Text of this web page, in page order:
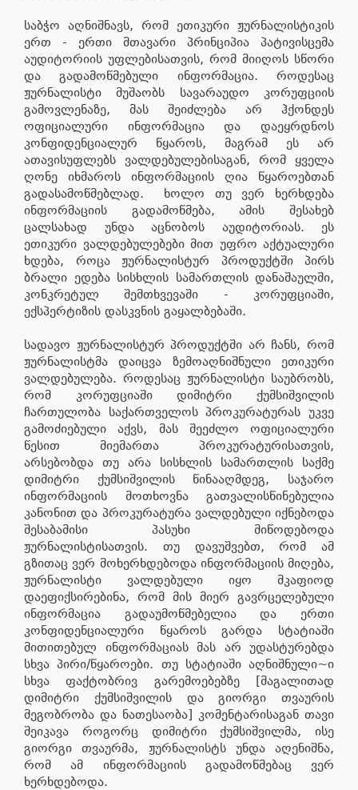
საბჭო აღნიშნავს, რომ ეთიკური ჟურნალისტიკის
ერთ - ერთი მთავარი პრინციპია პატივისცემა
აუდიტორიის უფლებისათვის, რომ მიიღოს სწორი
და გადამოწმებული ინფორმაცია. როდესაც
ჟურნალისტი მუშაობს სავარაუდო კორუფციის
გამოვლენაზე, მას შეიძლება არ ჰქონდეს
ოფიციალური ინფორმაცია და დაეყრდნოს
კონფიდენციალურ წყაროს, მაგრამ ეს არ
ათავისუფლებს ვალდებულებისაგან, რომ ყველა
ღონე იხმაროს ინფორმაციის ღია წყაროებთან
გადასამოწმებლად. ხოლო თუ ვერ ხერხდება
ინფორმაციის გადამოწმება, ამის შესახებ
ცალსახად უნდა აცნობოს აუდიტორიას. ეს
ეთიკური ვალდებულებები მით უფრო აქტუალური
ხდება, როცა ჟურნალისტურ პროდუქტში პირს
ბრალი ედება სისხლის სამართლის დანაშაულში,
კონკრეტულ შემთხვევაში - კორუფციაში,
ექსპერტიზის დასკვნის გაყალბებაში.
სადავო ჟურნალისტურ პროდუქტში არ ჩანს, რომ
ჟურნალისტმა დაიცვა ზემოაღნიშნული ეთიკური
ვალდებულება. როდესაც ჟურნალისტი საუბრობს,
რომ კორუფციაში დიმიტრი ქუმსიშვილის
ჩართულობა საქართველოს პროკურატურას უკვე
გამოძიებული აქვს, მას შეეძლო ოფიციალური
წესით მიემართა პროკურატურისათვის,
არსებობდა თუ არა სისხლის სამართლის საქმე
დიმიტრი ქუმსიშვილის წინააღმდეგ, საჯარო
ინფორმაციის მოთხოვნა გათვალისწინებულია
კანონით და პროკურატურა ვალდებული იქნებოდა
შესაბამისი პასუხი მიწოდებოდა
ჟურნალისტისათვის. თუ დავუშვებთ, რომ ამ
გზითაც ვერ მოხერხდებოდა ინფორმაციის მიღება,
ჟურნალისტი ვალდებული იყო მკაფიოდ
დაეფიქსირებინა, რომ მის მიერ გავრცელებული
ინფორმაცია გადაუმოწმებელია და ერთი
კონფიდენციალური წყაროს გარდა სტატიაში
მითითებულ ინფორმაციას მას არ უდასტურებდა
სხვა პირი/წყაროები. თუ სტატიაში აღნიშნული~ი
სხვა ფაქტობრივ გარემოებებზე [მაგალითად
დიმიტრი ქუმსიშვილის და გიორგი თვაურის
მეგობრობა და ნათესაობა] კომენტარისაგან თავი
შეიკავა როგორც დიმიტრი ქუმსიშვილმა, ისე
გიორგი თვაურმა, ჟურნალისტს უნდა აღენიშნა,
რომ ამ ინფორმაციის გადამოწმებაც ვერ
ხერხდებოდა.